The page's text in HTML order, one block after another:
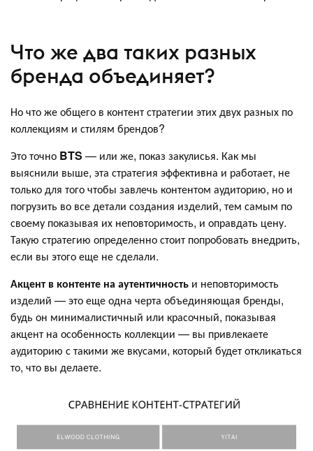
Что же два таких разных
бренда объединяет?
Но что же общего в контент стратегии этих двух разных по
коллекциям и стилям брендов?
Это точно BTS — или же, показ закулисья. Как мы
выяснили выше, эта стратегия эффективна и работает, не
только для того чтобы завлечь контентом аудиторию, но и
погрузить во все детали создания изделий, тем самым по
своему показывая их неповторимость, и оправдать цену.
Такую стратегию определенно стоит попробовать внедрить,
если вы этого еще не сделали.
Акцент в контенте на аутентичность и неповторимость
изделий — это еще одна черта объединяющая бренды,
будь он минималистичный или красочный, показывая
акцент на особенность коллекции — вы привлекаете
аудиторию с такими же вкусами, который будет откликаться
то, что вы делаете.